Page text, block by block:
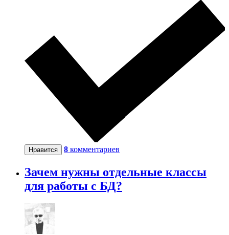
Нравится 8 комментариев
Зачем нужны отдельные классы
для работы с БД?